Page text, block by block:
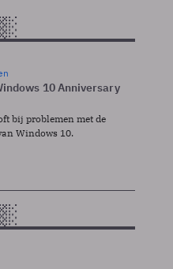
10 Anniversary
bij problemen met de
Windows 10.